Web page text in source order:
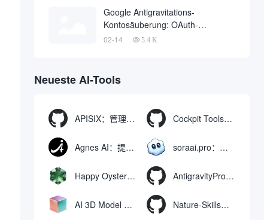
Google Antigravitations-
Kontosäuberung: OAuth-
Missbrauch löst massive
02-14 5.4 K
Neueste AI-Tools
APISIX：管理和代理API及大模型流量的高性能网关 Cockpit Tools：管理多个AI编程IDE账号与配置多开独立实例的本地桌面应用
Agnes AI：提供全模态模型免费API、支持图文视频生成与复杂工程执行的智能体平台 soraai.pro：支持多模型文字转视频和图像生成的在线创作工具
Happy Oyster AI：生成可交互式3D虚拟世界与视频的大模型 AntigravityProxyLauncher：免TUN全局代理使用Antigravity IDE
AI 3D Model Generator：通过文本和图像快速生成3D模型的在线工具 Nature-Skills：辅助撰写学术论文和绘制科研图表的智能体插件